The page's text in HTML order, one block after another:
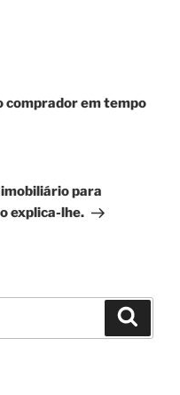
comprador em tempo
para
explica-lhe.